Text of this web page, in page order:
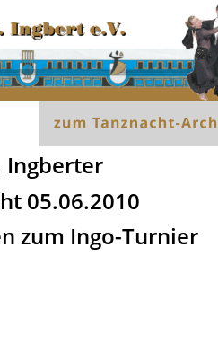
Ingberter
05.06.2010
zum Ingo-Turnier